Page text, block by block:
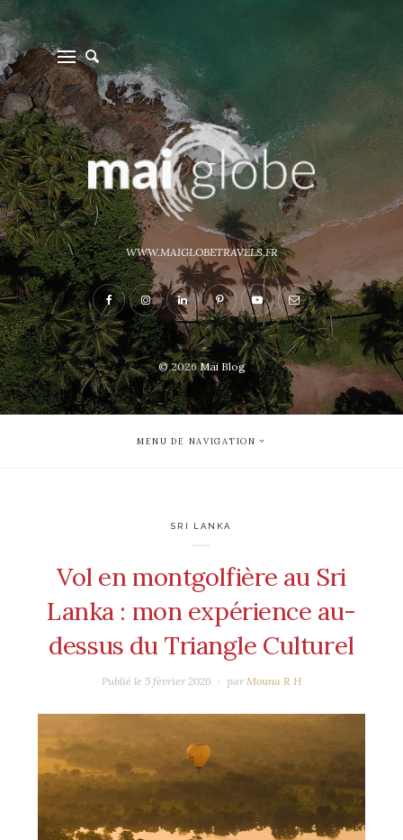
WWW.MAIGLOBETRAVELS.FR
© 2026Mai Blog
MENU DE NAVIGATION
SRI LANKA
Vol en montgolfière au Sri
Lanka : mon expérience au-
dessus du Triangle Culturel
Publié le5 février 2026 par Mouna R H